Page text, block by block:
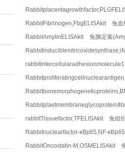
RabbitFibrinogen,FbgELISAkit 兔血
RabbitAmylinELISAkit 兔胰淀素
rabbitTissuefactor,TFELISAkit 兔组
Rabbitnuclearfactor-κBp65,NF-
RabbitOncostatin-M,OSMELISAkit